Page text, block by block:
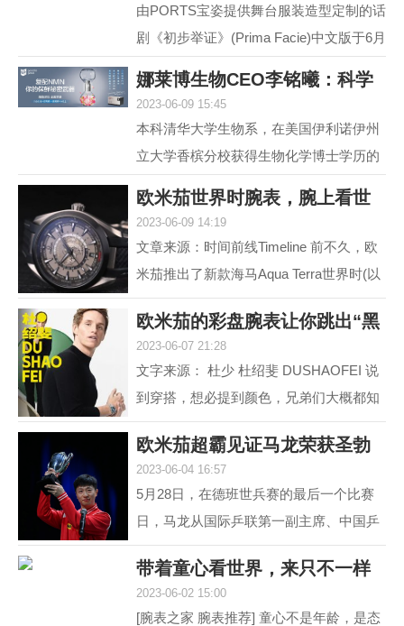
由PORTS宝姿提供舞台服装造型定制的话
剧《初步举证》(Prima Facie)中文版于6月
演帷幕。中文版话...
娜莱博生物CEO李铭曦：科学
2023-06-09 15:45
本科清华大学生物系，在美国伊利诺伊州
立大学香槟分校获得生物化学博士学历的
学成后，他长期从事...
欧米茄世界时腕表，腕上看世
2023-06-09 14:19
文章来源：时间前线Timeline 前不久，欧
米茄推出了新款海马Aqua Terra世界时(以
下简称，海马AT)。虽然，海马AT世界
时，之前在2017年就...
欧米茄的彩盘腕表让你跳出“黑
2023-06-07 21:28
文字来源： 杜少 杜绍斐 DUSHAOFEI 说
到穿搭，想必提到颜色，兄弟们大概都知
道 黑白灰，向来是男人不出错的选择。
就如姑娘往往形容一...
欧米茄超霸见证马龙荣获圣勃
2023-06-04 16:57
5月28日，在德班世兵赛的最后一个比赛
日，马龙从国际乒联第一副主席、中国乒
协主席刘国梁的手中接过了复刻圣勃莱德
杯，这是对他从2015...
带着童心看世界，来只不一样
2023-06-02 15:00
[腕表之家 腕表推荐] 童心不是年龄，是态